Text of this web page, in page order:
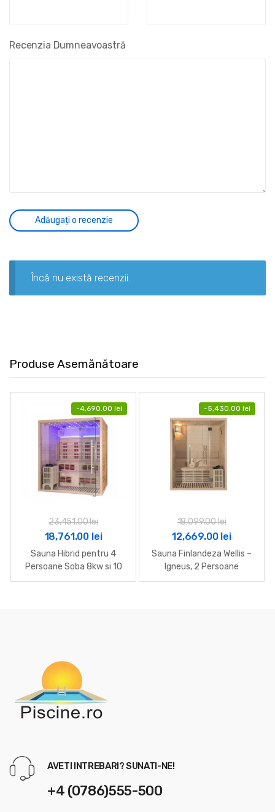
Recenzia Dumneavoastră
Încă nu există recenzii.
Produse Asemănătoare
-4,690.00 lei
23,451.00lei
Prețul
inițial
a
fost:
18,761.00 leiPrețul
curent
este:
18,761.00 lei.
Sauna Hibrid pentru 4
Persoane Soba 8kw si 10
Incalzitoare Infrarosu
-5,430.00 lei
18,099.00lei
Prețul
inițial
a
fost:
12,669.00 leiPrețul
curent
este:
Sauna Finlandeza Wellis –
Igneus, 2 Persoane
AVETI INTREBARI? SUNATI-NE!
+4 (0786)555-500